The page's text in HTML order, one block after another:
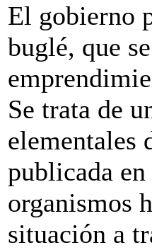
El gobierno
buglé, que
Se trata de
elementales
publicada
organismos
situación a